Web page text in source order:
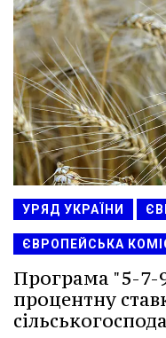
УРЯД УКРАЇНИ
ЄВРОПЕЙСЬКА
Програма "5-7-
процентну